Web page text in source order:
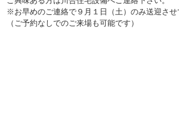
※お早めのご連絡で９月１日（土）のみ送迎させ
（ご予約なしでのご来場も可能です）